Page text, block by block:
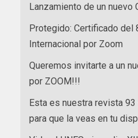
Lanzamiento de un nuevo
Protegido: Certificado del
Internacional por Zoom
Queremos invitarte a un
por ZOOM!!!
Esta es nuestra revista
para que la veas en tu